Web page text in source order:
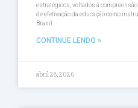
estratégicos, voltados à
de efetivação da educação como
Brasil.
CONTINUE LENDO »
abril 28, 2026